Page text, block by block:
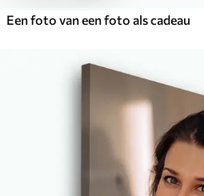
Een foto van een foto als cadeau